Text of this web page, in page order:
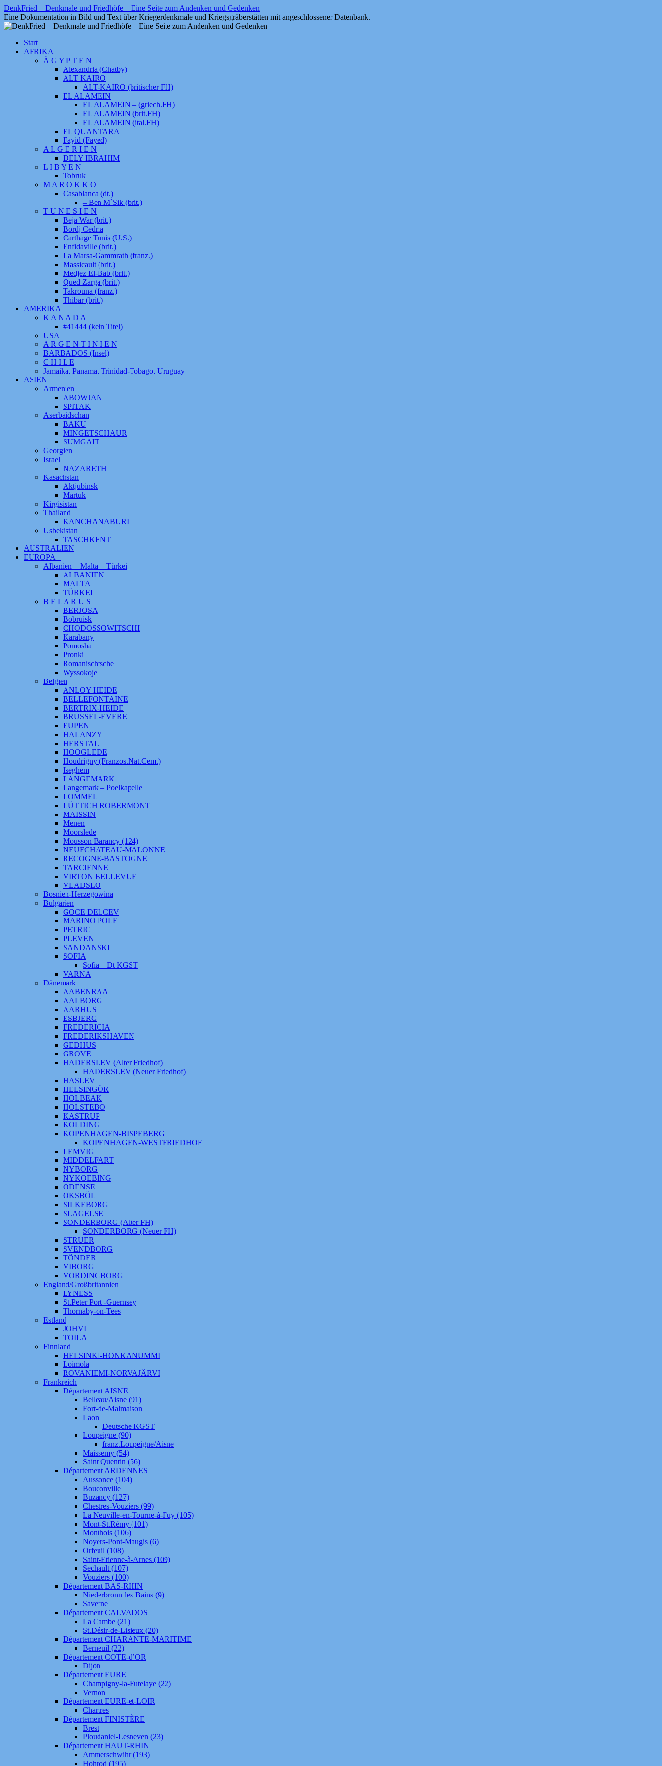
Zum
Inhalt
springen
DenkFried – Denkmale und Friedhöfe – Eine Seite zum Andenken und Gedenken
Eine Dokumentation in Bild und Text über Kriegerdenkmale und Kriegsgräberstätten mit angeschlossener Datenbank.
Start
AFRIKA
Ä G Y P T E N
Alexandria (Chatby)
ALT KAIRO
ALT-KAIRO (britischer FH)
EL ALAMEIN
EL ALAMEIN – (griech.FH)
EL ALAMEIN (brit.FH)
EL ALAMEIN (ital.FH)
EL QUANTARA
Fayid (Fayed)
A L G E R I E N
DELY IBRAHIM
L I B Y E N
Tobruk
M A R O K K O
Casablanca (dt.)
– Ben M`Sik (brit.)
T U N E S I E N
Beja War (brit.)
Bordj Cedria
Carthage Tunis (U.S.)
Enfidaville (brit.)
La Marsa-Gammrath (franz.)
Massicault (brit.)
Medjez El-Bab (brit.)
Qued Zarga (brit.)
Takrouna (franz.)
Thibar (brit.)
AMERIKA
K A N A D A
#41444 (kein Titel)
USA
A R G E N T I N I E N
BARBADOS (Insel)
C H I L E
Jamaika, Panama, Trinidad-Tobago, Uruguay
ASIEN
Armenien
ABOWJAN
SPITAK
Aserbaidschan
BAKU
MINGETSCHAUR
SUMGAIT
Georgien
Israel
NAZARETH
Kasachstan
Aktjubinsk
Martuk
Kirgisistan
Thailand
KANCHANABURI
Usbekistan
TASCHKENT
AUSTRALIEN
EUROPA –
Albanien + Malta + Türkei
ALBANIEN
MALTA
TÜRKEI
B E L A R U S
BERJOSA
Bobruisk
CHODOSSOWITSCHI
Karabany
Pomosha
Pronki
Romanischtsche
Wyssokoje
Belgien
ANLOY HEIDE
BELLEFONTAINE
BERTRIX-HEIDE
BRÜSSEL-EVERE
EUPEN
HALANZY
HERSTAL
HOOGLEDE
Houdrigny (Franzos.Nat.Cem.)
Iseghem
LANGEMARK
Langemark – Poelkapelle
LOMMEL
LÜTTICH ROBERMONT
MAISSIN
Menen
Moorslede
Mousson Barancy (124)
NEUFCHATEAU-MALONNE
RECOGNE-BASTOGNE
TARCIENNE
VIRTON BELLEVUE
VLADSLO
Bosnien-Herzegowina
Bulgarien
GOCE DELCEV
MARINO POLE
PETRIC
PLEVEN
SANDANSKI
SOFIA
Sofia – Dt KGST
VARNA
Dänemark
AABENRAA
AALBORG
AARHUS
ESBJERG
FREDERICIA
FREDERIKSHAVEN
GEDHUS
GROVE
HADERSLEV (Alter Friedhof)
HADERSLEV (Neuer Friedhof)
HASLEV
HELSINGÖR
HOLBEAK
HOLSTEBO
KASTRUP
KOLDING
KOPENHAGEN-BISPEBERG
KOPENHAGEN-WESTFRIEDHOF
LEMVIG
MIDDELFART
NYBORG
NYKOEBING
ODENSE
OKSBÖL
SILKEBORG
SLAGELSE
SONDERBORG (Alter FH)
SONDERBORG (Neuer FH)
STRUER
SVENDBORG
TÖNDER
VIBORG
VORDINGBORG
England/Großbritannien
LYNESS
St.Peter Port -Guernsey
Thornaby-on-Tees
Estland
JÖHVI
TOILA
Finnland
HELSINKI-HONKANUMMI
Loimola
ROVANIEMI-NORVAJÄRVI
Frankreich
Département AISNE
Belleau/Aisne (91)
Fort-de-Malmaison
Laon
Deutsche KGST
Loupeigne (90)
franz.Loupeigne/Aisne
Maissemy (54)
Saint Quentin (56)
Département ARDENNES
Aussonce (104)
Bouconville
Buzancy (127)
Chestres-Vouziers (99)
La Neuville-en-Tourne-à-Fuy (105)
Mont-St.Rémy (101)
Monthois (106)
Noyers-Pont-Maugis (6)
Orfeuil (108)
Saint-Etienne-à-Arnes (109)
Sechault (107)
Vouziers (100)
Département BAS-RHIN
Niederbronn-les-Bains (9)
Saverne
Département CALVADOS
La Cambe (21)
St.Désir-de-Lisieux (20)
Département CHARANTE-MARITIME
Berneuil (22)
Département COTE-d’OR
Dijon
Département EURE
Champigny-la-Futelaye (22)
Vernon
Département EURE-et-LOIR
Chartres
Département FINISTÈRE
Brest
Ploudaniel-Lesneven (23)
Département HAUT-RHIN
Ammerschwihr (193)
Hohrod (195)